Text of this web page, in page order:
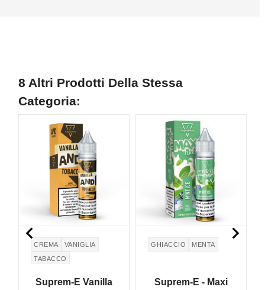
8 Altri Prodotti Della Stessa
Categoria:
CREMA
VANIGLIA
TABACCO
Suprem-E Vanilla
GHIACCIO MENTA
Suprem-E - Maxi
 